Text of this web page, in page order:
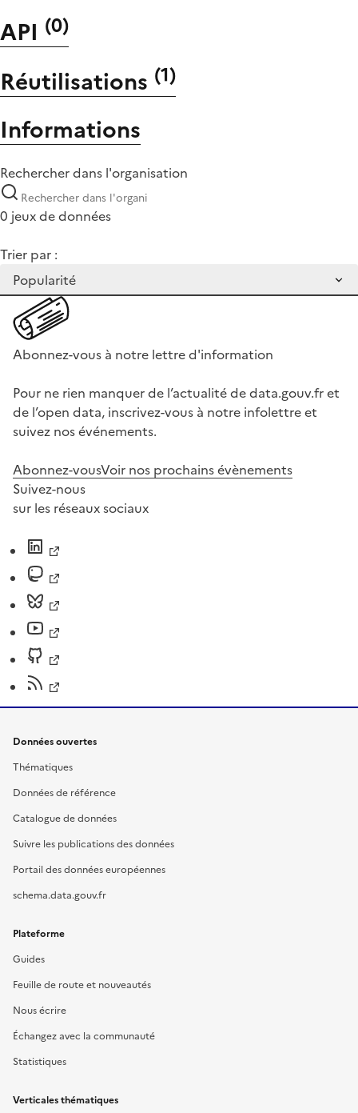
API (0)
Réutilisations (1)
Informations
Rechercher dans l'organisation
0 jeux de données
Trier par :
Abonnez-vous à notre lettre d'information
Pour ne rien manquer de l’actualité de data.gouv.fr et
de l’open data, inscrivez-vous à notre infolettre et
suivez nos événements.
Abonnez-vousVoir nos prochains évènements
Suivez-nous
sur les réseaux sociaux
Données ouvertes
Thématiques
Données de référence
Catalogue de données
Suivre les publications des données
Portail des données européennes
schema.data.gouv.fr
Plateforme
Guides
Feuille de route et nouveautés
Nous écrire
Échangez avec la communauté
Statistiques
Verticales thématiques